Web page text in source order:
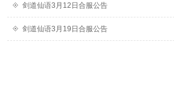
剑道仙语3月12日合服公告
剑道仙语3月19日合服公告